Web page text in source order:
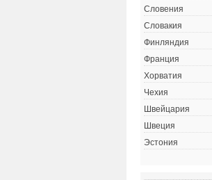
Словения
Словакия
Финляндия
Франция
Хорватия
Чехия
Швейцария
Швеция
Эстония